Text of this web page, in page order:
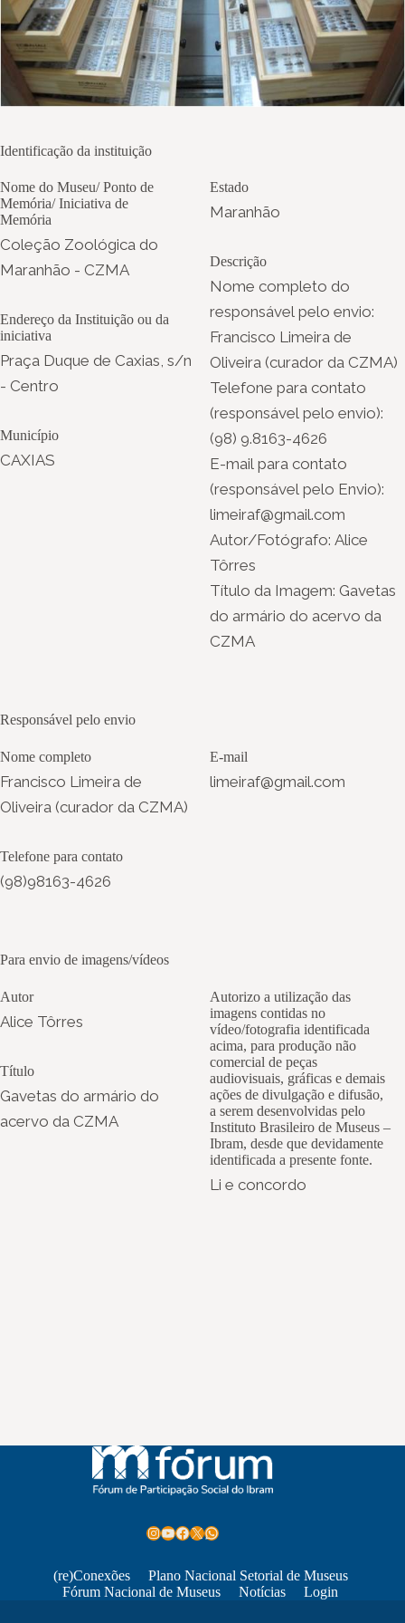
Identificação da instituição
Nome do Museu/ Ponto de
Memória/ Iniciativa de
Memória
Coleção Zoológica do
Maranhão - CZMA
Endereço da Instituição ou da
iniciativa
Praça Duque de Caxias, s/n
- Centro
Município
CAXIAS
Estado
Maranhão
Descrição
Nome completo do
responsável pelo envio:
Francisco Limeira de
Oliveira (curador da CZMA)
Telefone para contato
(responsável pelo envio):
(98) 9.8163-4626
E-mail para contato
(responsável pelo Envio):
limeiraf@gmail.com
Autor/Fotógrafo: Alice
Tôrres
Título da Imagem: Gavetas
do armário do acervo da
CZMA
Responsável pelo envio
Nome completo
Francisco Limeira de
Oliveira (curador da CZMA)
Telefone para contato
(98)98163-4626
E-mail
limeiraf@gmail.com
Para envio de imagens/vídeos
Autor
Alice Tôrres
Título
Gavetas do armário do
acervo da CZMA
Autorizo a utilização das
imagens contidas no
vídeo/fotografia identificada
acima, para produção não
comercial de peças
audiovisuais, gráficas e demais
ações de divulgação e difusão,
a serem desenvolvidas pelo
Instituto Brasileiro de Museus –
Ibram, desde que devidamente
identificada a presente fonte.
Li e concordo
Instagram
Youtube
Facebook
X WhatsApp
(re)Conexões
Plano Nacional Setorial de Museus
Fórum Nacional de Museus
Notícias Login